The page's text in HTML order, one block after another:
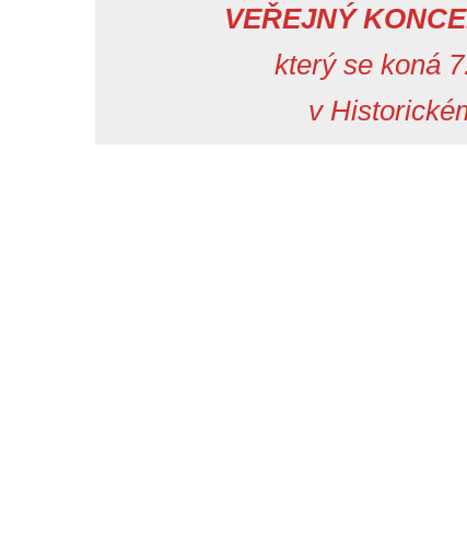
VEŘEJNÝ
který se koná
v